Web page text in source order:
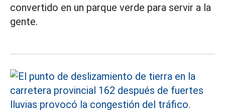
convertido en un parque verde para servir a la
gente.